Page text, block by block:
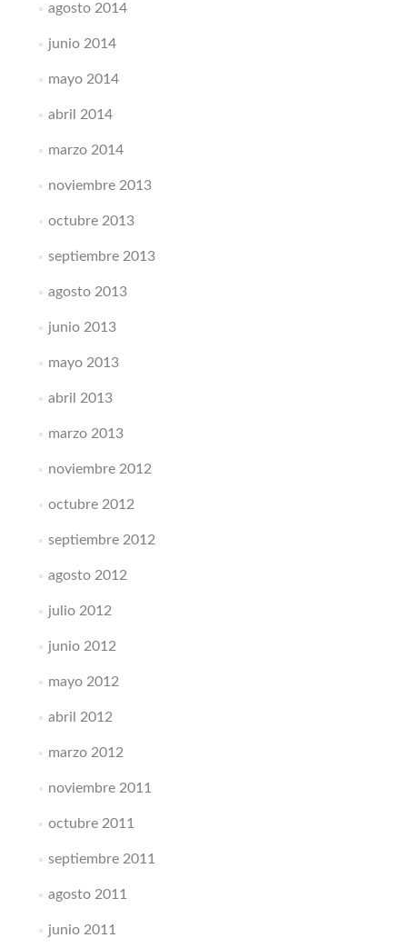
agosto 2014
junio 2014
mayo 2014
abril 2014
marzo 2014
noviembre 2013
octubre 2013
septiembre 2013
agosto 2013
junio 2013
mayo 2013
abril 2013
marzo 2013
noviembre 2012
octubre 2012
septiembre 2012
agosto 2012
julio 2012
junio 2012
mayo 2012
abril 2012
marzo 2012
noviembre 2011
octubre 2011
septiembre 2011
agosto 2011
junio 2011